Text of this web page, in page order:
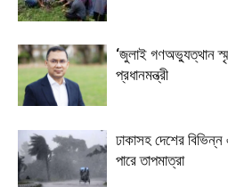
‘জুলাই গণঅভ্যুত্থান
প্রধানমন্ত্রী
ঢাকাসহ দেশের
পারে তাপমাত্রা